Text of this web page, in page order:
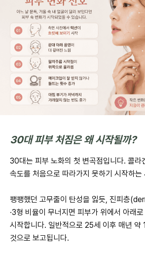
30대 피부 처짐은 왜 시작될까?
30대는 피부 노화의 첫 변곡점입니다. 콜라
속도를 처음으로 따라가지 못하기 시작하는
팽팽했던 고무줄이 탄성을 잃듯, 진피층
·3형 비율이 무너지면 피부가 위에서 아래
시작합니다. 일반적으로 25세 이후 매년 약
것으로 보고됩니다.